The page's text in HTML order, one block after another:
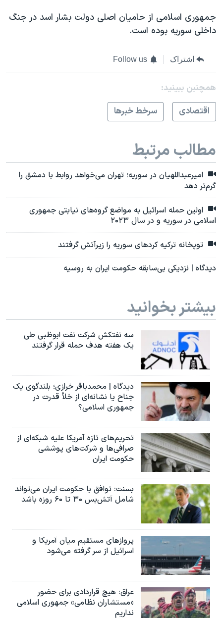
جمهوری اسلامی از حامیان اصلی دولت بشار اسد در جنگ
داخلی سوریه بوده است.
اشتراک Follow us
همچنبن ببینید:
اقتصادی
سرخط خبرها
مطالب مرتبط
امیرعبداللهیان در سوریه؛ تهران می‌خواهد روابط با دمشق را
گرم‌تر دهد
اولین حمله اسرائیل به مواضع گروه‌های نیابتی جمهوری
اسلامی در سوریه و در سال ۲۰۲۳
توپخانه ترکیه کردهای سوریه را زیرآتش گرفتند
دیدگاه | نزدیکی بی‌سابقه حکومت ایران به روسیه
بیشتر بخوانید
سه نفتکش شرکت نفت ابوظبی طی
یک هفته هدف حمله قرار گرفتند
دیدگاه | محمدباقر خرازی؛ بلندگوی یک
جناح یا نشانه‌ای از خلأ قدرت در
جمهوری اسلامی؟
تحریم‌های تازه آمریکا علیه شبکه‌ای از
صرافی‌ها و شرکت‌های پوششی
حکومت ایران
بسنت: توافق با حکومت ایران می‌تواند
شامل آتش‌بس ۳۰ تا ۶۰ روزه باشد
پروازهای مستقیم میان آمریکا و
اسرائیل از سر گرفته می‌شود
عراق: هیچ قراردادی برای حضور
«مستشاران نظامی» جمهوری اسلامی
نداریم